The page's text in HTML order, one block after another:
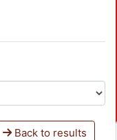
Back to results